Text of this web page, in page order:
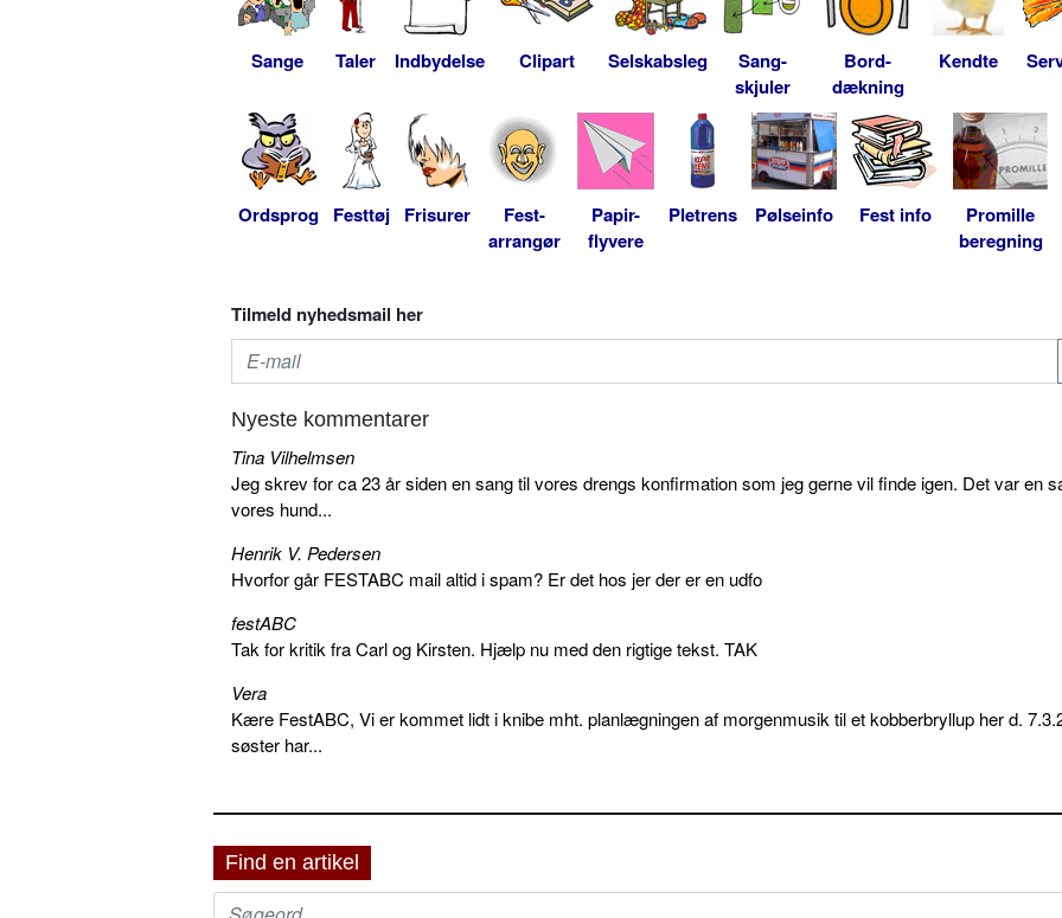
Sange Taler Indbydelse Clipart Selskabsleg
Sang-
skjuler
Bord-
dækning
Kendte
Ordsprog Festtøj Frisurer
Fest-
arrangør
Papir-
flyvere
Pletrens Pølseinfo Fest info
Promille
beregning
Tilmeld nyhedsmail her
Nyeste kommentarer
Tina Vilhelmsen
Jeg skrev for ca 23 år siden en sang til vores drengs konfirmation som jeg gerne vil finde igen. Det var en
vores hund...
Henrik V. Pedersen
Hvorfor går FESTABC mail altid i spam? Er det hos jer der er en udfo
festABC
Tak for kritik fra Carl og Kirsten. Hjælp nu med den rigtige tekst. TAK
Vera
Kære FestABC, Vi er kommet lidt i knibe mht. planlægningen af morgenmusik til et kobberbryllup her d.
søster har...
Find en artikel